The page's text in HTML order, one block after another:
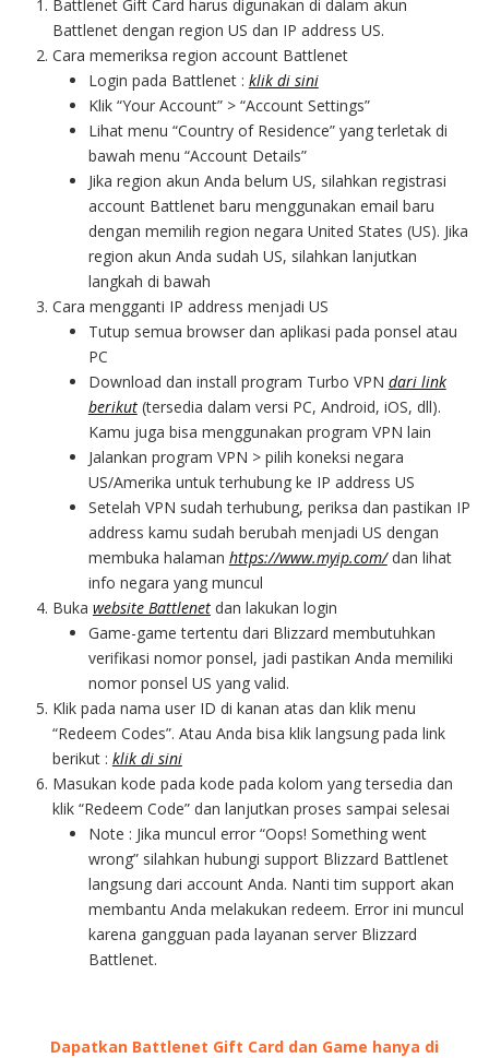
Battlenet Gift Card harus digunakan di dalam akun
Battlenet dengan region US dan IP address US.
Cara memeriksa region account Battlenet
Login pada Battlenet : klik di sini
Klik “Your Account” > “Account Settings”
Lihat menu “Country of Residence” yang terletak di
bawah menu “Account Details”
Jika region akun Anda belum US, silahkan registrasi
account Battlenet baru menggunakan email baru
dengan memilih region negara United States (US). Jika
region akun Anda sudah US, silahkan lanjutkan
langkah di bawah
Cara mengganti IP address menjadi US
Tutup semua browser dan aplikasi pada ponsel atau
PC
Download dan install program Turbo VPN dari link
berikut(tersedia dalam versi PC, Android, iOS, dll).
Kamu juga bisa menggunakan program VPN lain
Jalankan program VPN > pilih koneksi negara
US/Amerika untuk terhubung ke IP address US
Setelah VPN sudah terhubung, periksa dan pastikan IP
address kamu sudah berubah menjadi US dengan
membuka halaman https://www.myip.com/ dan lihat
info negara yang muncul
Buka website Battlenetdan lakukan login
Game-game tertentu dari Blizzard membutuhkan
verifikasi nomor ponsel, jadi pastikan Anda memiliki
nomor ponsel US yang valid.
Klik pada nama user ID di kanan atas dan klik menu
“Redeem Codes”. Atau Anda bisa klik langsung pada link
berikut : klik di sini
Masukan kode pada kode pada kolom yang tersedia dan
klik “Redeem Code” dan lanjutkan proses sampai selesai
Note : Jika muncul error “Oops! Something went
wrong” silahkan hubungi support Blizzard Battlenet
langsung dari account Anda. Nanti tim support akan
membantu Anda melakukan redeem. Error ini muncul
karena gangguan pada layanan server Blizzard
Battlenet.
Dapatkan Battlenet Gift Card dan Game hanya di